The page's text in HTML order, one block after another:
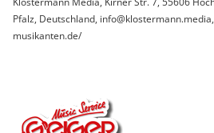
Pfalz, Deutschland,
musikanten.de/